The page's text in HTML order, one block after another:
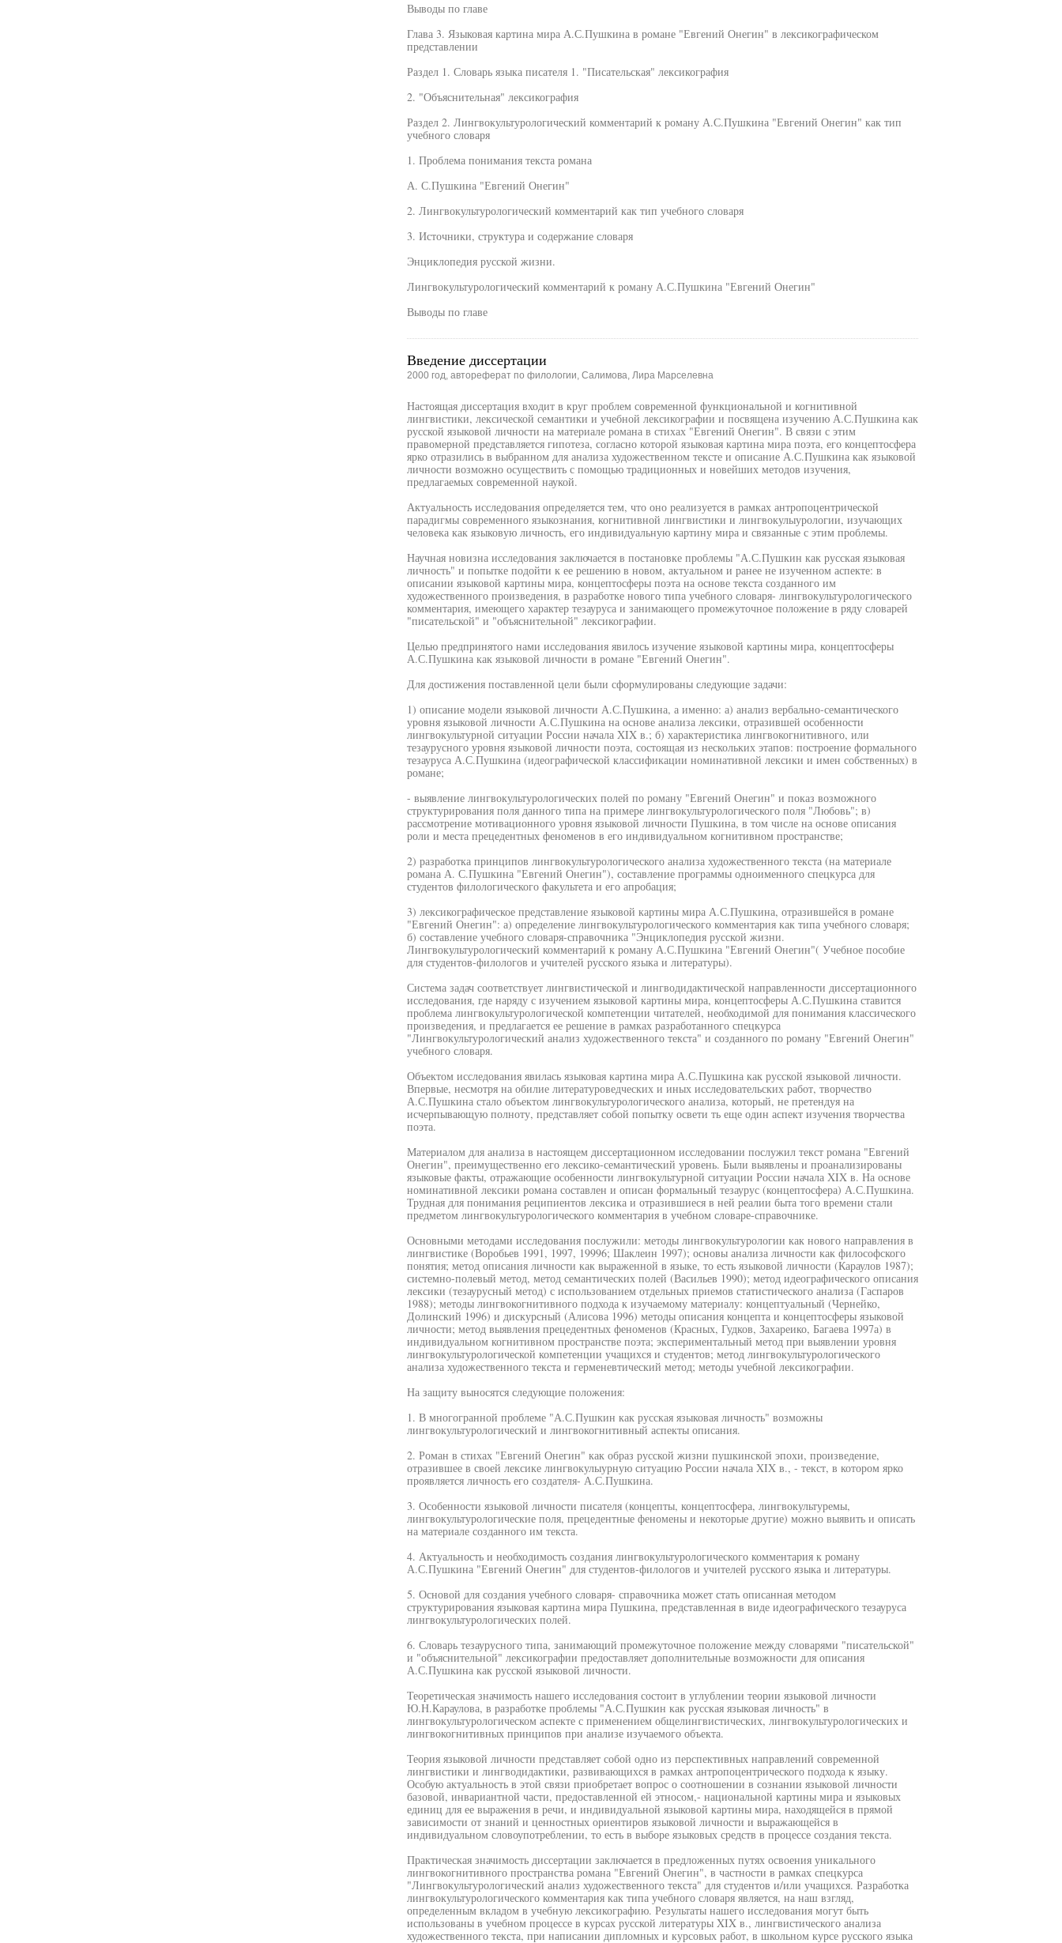
Выводы по главе
Глава 3. Языковая картина мира А.С.Пушкина в романе "Евгений Онегин" в лексикографическом
представлении
Раздел 1. Словарь языка писателя 1. "Писательская" лексикография
2. "Объяснительная" лексикография
Раздел 2. Лингвокультурологический комментарий к роману А.С.Пушкина "Евгений Онегин" как тип
учебного словаря
1. Проблема понимания текста романа
А. С.Пушкина "Евгений Онегин"
2. Лингвокультурологический комментарий как тип учебного словаря
3. Источники, структура и содержание словаря
Энциклопедия русской жизни.
Лингвокультурологический комментарий к роману А.С.Пушкина "Евгений Онегин"
Выводы по главе
Введение диссертации
2000 год, автореферат по филологии, Салимова, Лира Марселевна
Настоящая диссертация входит в круг проблем современной функциональной и когнитивной
лингвистики, лексической семантики и учебной лексикографии и посвящена изучению А.С.Пушкина как
русской языковой личности на материале романа в стихах "Евгений Онегин". В связи с этим
правомерной представляется гипотеза, согласно которой языковая картина мира поэта, его концептосфера
ярко отразились в выбранном для анализа художественном тексте и описание А.С.Пушкина как языковой
личности возможно осуществить с помощью традиционных и новейших методов изучения,
предлагаемых современной наукой.
Актуальность исследования определяется тем, что оно реализуется в рамках антропоцентрической
парадигмы современного языкознания, когнитивной лингвистики и лингвокулыурологии, изучающих
человека как языковую личность, его индивидуальную картину мира и связанные с этим проблемы.
Научная новизна исследования заключается в постановке проблемы "А.С.Пушкин как русская языковая
личность" и попытке подойти к ее решению в новом, актуальном и ранее не изученном аспекте: в
описании языковой картины мира, концептосферы поэта на основе текста созданного им
художественного произведения, в разработке нового типа учебного словаря- лингвокультурологического
комментария, имеющего характер тезауруса и занимающего промежуточное положение в ряду словарей
"писательской" и "объяснительной" лексикографии.
Целью предпринятого нами исследования явилось изучение языковой картины мира, концептосферы
А.С.Пушкина как языковой личности в романе "Евгений Онегин".
Для достижения поставленной цели были сформулированы следующие задачи:
1) описание модели языковой личности А.С.Пушкина, а именно: а) анализ вербально-семантического
уровня языковой личности А.С.Пушкина на основе анализа лексики, отразившей особенности
лингвокультурной ситуации России начала XIX в.; б) характеристика лингвокогнитивного, или
тезаурусного уровня языковой личности поэта, состоящая из нескольких этапов: построение формального
тезауруса А.С.Пушкина (идеографической классификации номинативной лексики и имен собственных) в
романе;
- выявление лингвокультурологических полей по роману "Евгений Онегин" и показ возможного
структурирования поля данного типа на примере лингвокультурологического поля "Любовь"; в)
рассмотрение мотивационного уровня языковой личности Пушкина, в том числе на основе описания
роли и места прецедентных феноменов в его индивидуальном когнитивном пространстве;
2) разработка принципов лингвокультурологического анализа художественного текста (на материале
романа А. С.Пушкина "Евгений Онегин"), составление программы одноименного спецкурса для
студентов филологического факультета и его апробация;
3) лексикографическое представление языковой картины мира А.С.Пушкина, отразившейся в романе
"Евгений Онегин": а) определение лингвокультурологического комментария как типа учебного словаря;
б) составление учебного словаря-справочника "Энциклопедия русской жизни.
Лингвокультурологический комментарий к роману А.С.Пушкина "Евгений Онегин"( Учебное пособие
для студентов-филологов и учителей русского языка и литературы).
Система задач соответствует лингвистической и лингводидактической направленности диссертационного
исследования, где наряду с изучением языковой картины мира, концептосферы А.С.Пушкина ставится
проблема лингвокультурологической компетенции читателей, необходимой для понимания классического
произведения, и предлагается ее решение в рамках разработанного спецкурса
"Лингвокультурологический анализ художественного текста" и созданного по роману "Евгений Онегин"
учебного словаря.
Объектом исследования явилась языковая картина мира А.С.Пушкина как русской языковой личности.
Впервые, несмотря на обилие литературоведческих и иных исследовательских работ, творчество
А.С.Пушкина стало объектом лингвокультурологического анализа, который, не претендуя на
исчерпывающую полноту, представляет собой попытку освети ть еще один аспект изучения творчества
поэта.
Материалом для анализа в настоящем диссертационном исследовании послужил текст романа "Евгений
Онегин", преимущественно его лексико-семантический уровень. Были выявлены и проанализированы
языковые факты, отражающие особенности лингвокультурной ситуации России начала XIX в. На основе
номинативной лексики романа составлен и описан формальный тезаурус (концептосфера) А.С.Пушкина.
Трудная для понимания реципиентов лексика и отразившиеся в ней реалии быта того времени стали
предметом лингвокультурологического комментария в учебном словаре-справочнике.
Основными методами исследования послужили: методы лингвокультурологии как нового направления в
лингвистике (Воробьев 1991, 1997, 19996; Шаклеин 1997); основы анализа личности как философского
понятия; метод описания личности как выраженной в языке, то есть языковой личности (Караулов 1987);
системно-полевый метод, метод семантических полей (Васильев 1990); метод идеографического описания
лексики (тезаурусный метод) с использованием отдельных приемов статистического анализа (Гаспаров
1988); методы лингвокогнитивного подхода к изучаемому материалу: концептуальный (Чернейко,
Долинский 1996) и дискурсный (Алисова 1996) методы описания концепта и концептосферы языковой
личности; метод выявления прецедентных феноменов (Красных, Гудков, Захареико, Багаева 1997а) в
индивидуальном когнитивном пространстве поэта; экспериментальный метод при выявлении уровня
лингвокультурологической компетенции учащихся и студентов; метод лингвокультурологического
анализа художественного текста и герменевтический метод; методы учебной лексикографии.
На защиту выносятся следующие положения:
1. В многогранной проблеме "А.С.Пушкин как русская языковая личность" возможны
лингвокультурологический и лингвокогнитивный аспекты описания.
2. Роман в стихах "Евгений Онегин" как образ русской жизни пушкинской эпохи, произведение,
отразившее в своей лексике лингвокулыурную ситуацию России начала XIX в., - текст, в котором ярко
проявляется личность его создателя- А.С.Пушкина.
3. Особенности языковой личности писателя (концепты, концептосфера, лингвокультуремы,
лингвокультурологические поля, прецедентные феномены и некоторые другие) можно выявить и описать
на материале созданного им текста.
4. Актуальность и необходимость создания лингвокультурологического комментария к роману
А.С.Пушкина "Евгений Онегин" для студентов-филологов и учителей русского языка и литературы.
5. Основой для создания учебного словаря- справочника может стать описанная методом
структурирования языковая картина мира Пушкина, представленная в виде идеографического тезауруса
лингвокультурологических полей.
6. Словарь тезаурусного типа, занимающий промежуточное положение между словарями "писательской"
и "объяснительной" лексикографии предоставляет дополнительные возможности для описания
А.С.Пушкина как русской языковой личности.
Теоретическая значимость нашего исследования состоит в углублении теории языковой личности
Ю.Н.Караулова, в разработке проблемы "А.С.Пушкин как русская языковая личность" в
лингвокультурологическом аспекте с применением общелингвистических, лингвокультурологических и
лингвокогнитивных принципов при анализе изучаемого объекта.
Теория языковой личности представляет собой одно из перспективных направлений современной
лингвистики и лингводидактики, развивающихся в рамках антропоцентрического подхода к языку.
Особую актуальность в этой связи приобретает вопрос о соотношении в сознании языковой личности
базовой, инвариантной части, предоставленной ей этносом,- национальной картины мира и языковых
единиц для ее выражения в речи, и индивидуальной языковой картины мира, находящейся в прямой
зависимости от знаний и ценностных ориентиров языковой личности и выражающейся в
индивидуальном словоупотреблении, то есть в выборе языковых средств в процессе создания текста.
Практическая значимость диссертации заключается в предложенных путях освоения уникального
лингвокогнитивного пространства романа "Евгений Онегин", в частности в рамках спецкурса
"Лингвокультурологический анализ художественного текста" для студентов и/или учащихся. Разработка
лингвокультурологического комментария как типа учебного словаря является, на наш взгляд,
определенным вкладом в учебную лексикографию. Результаты нашего исследования могут быть
использованы в учебном процессе в курсах русской литературы XIX в., лингвистического анализа
художественного текста, при написании дипломных и курсовых работ, в школьном курсе русского языка